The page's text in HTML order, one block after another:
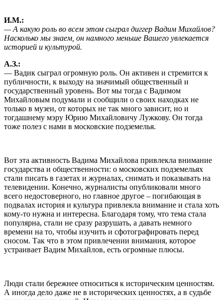
И.М.:
— А какую роль во всем этом сыграл диггер Вадим Михайлов?
Насколько мы знаем, он намного меньше Вашего увлекается
историей и культурой.
А.З.:
— Вадик сыграл огромную роль. Он активен и стремится к
публичности, к выходу на значимый общественный и
государственный уровень. Вот мы тогда с Вадимом
Михайловым подумали и сообщили о своих находках не
только в музеи, от которых не так много зависит, но и
тогдашнему мэру Юрию Михайловичу Лужкову. Он тогда
тоже полез с нами в московские подземелья.
Вот эта активность Вадима Михайлова привлекла внимание
государства и общественности: о московских подземельях
стали писать в газетах и журналах, снимать и показывать на
телевидении. Конечно, журналисты опубликовали много
всего недостоверного, но главное другое – погибающая в
подвалах история и культура привлекла внимание и стала хоть
кому-то нужна и интересна. Благодаря тому, что тема стала
популярна, стали не сразу разрушать, а давать немного
времени на то, чтобы изучить и сфотографировать перед
сносом. Так что в этом привлечении внимания, которое
устраивает Вадим Михайлов, есть огромные плюсы.
Люди стали бережнее относиться к историческим ценностям.
А иногда дело даже не в исторических ценностях, а в судьбе